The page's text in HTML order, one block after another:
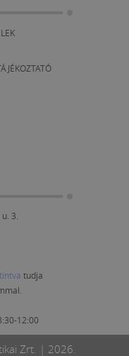
3.
tudja
12:00
Zrt. | 2026.